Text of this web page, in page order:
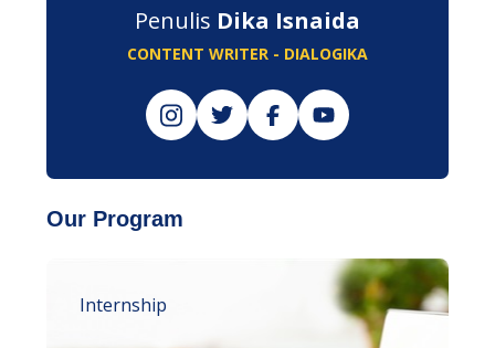
Penulis Dika Isnaida
CONTENT WRITER - DIALOGIKA
Our Program
Internship